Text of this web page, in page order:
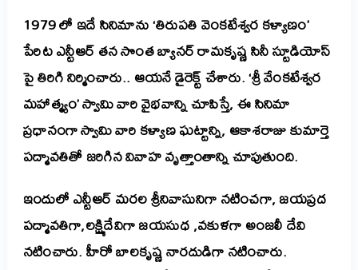
1979లో ఇదే సినిమాను ‘తిరుపతివెంకటేశ్వరకళ్యాణం’
పేరిటఎన్టీఆర్ తన సొంత బ్యానర్ రామకృష్ణ సినీ స్టూడియోస్
పై తిరిగి నిర్మించారు.. ఆయనే డైరెక్ట్ చేశారు. ‘శ్రీ వేంకటేశ్వర
మహాత్మ్యం’ స్వామి వారి వైభవాన్ని చూపిస్తే, ఈ సినిమా
ప్రధానంగా స్వామి వారి కళ్యాణ ఘట్టాన్ని, ఆకాశరాజు కుమార్తె
పద్మావతితో జరిగిన వివాహ వృత్తాంతాన్ని చూపుతుంది.
ఇందులో ఎన్టీఆర్ మరల శ్రీనివాసునిగా నటించగా, జయప్రద
పద్మావతిగా,లక్ష్మిదేవిగా జయసుధ ,వకుళగాఅంజలీ దేవి
నటించారు. హీరో బాలకృష్ణ నారదుడిగా నటించారు.